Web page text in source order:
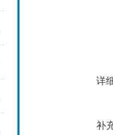
详
补